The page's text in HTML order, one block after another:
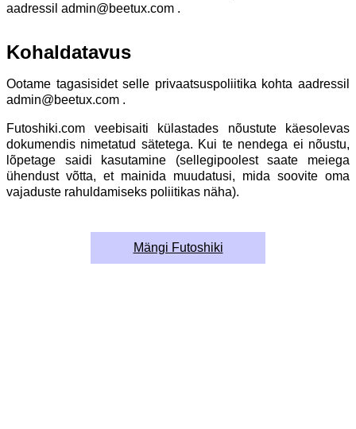
aadressil admin@beetux.com .
Kohaldatavus
Ootame tagasisidet selle privaatsuspoliitika kohta aadressil
admin@beetux.com .
Futoshiki.com veebisaiti külastades nõustute käesolevas
dokumendis nimetatud sätetega. Kui te nendega ei nõustu,
lõpetage saidi kasutamine (sellegipoolest saate meiega
ühendust võtta, et mainida muudatusi, mida soovite oma
vajaduste rahuldamiseks poliitikas näha).
Mängi Futoshiki